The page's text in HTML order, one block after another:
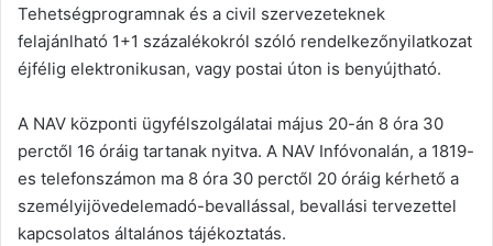
Tehetségprogramnak és a civil szervezeteknek
felajánlható 1+1 százalékokról szóló rendelkezőnyilatkozat
éjfélig elektronikusan, vagy postai úton is benyújtható.
A NAV központi ügyfélszolgálatai május 20-án 8 óra 30
perctől 16 óráig tartanak nyitva. A NAV Infóvonalán, a 1819-
es telefonszámon ma 8 óra 30 perctől 20 óráig kérhető a
személyijövedelemadó-bevallással, bevallási tervezettel
kapcsolatos általános tájékoztatás.